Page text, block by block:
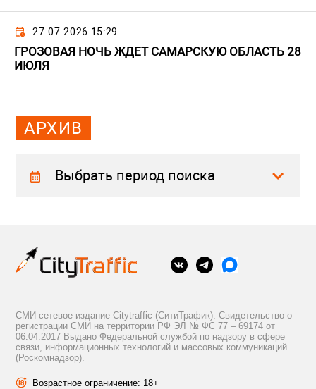
27.07.2026 15:29
ГРОЗОВАЯ НОЧЬ ЖДЕТ САМАРСКУЮ ОБЛАСТЬ 28
ИЮЛЯ
АРХИВ
Выбрать период поиска
СМИ сетевое издание Citytraffic (СитиТрафик). Свидетельство о
регистрации СМИ на территории РФ ЭЛ № ФС 77 – 69174 от
06.04.2017 Выдано Федеральной службой по надзору в сфере
связи, информационных технологий и массовых коммуникаций
(Роскомнадзор).
Возрастное ограничение: 18+